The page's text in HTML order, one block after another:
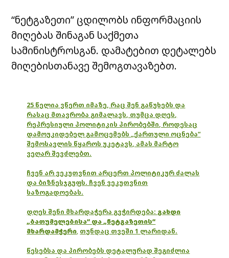
“ნეტგაზეთი” ცდილობს ინფორმაციის
მიღებას შინაგან საქმეთა
სამინისტროსგან. დამატებით დეტალებს
მიღებისთანავე შემოგთავაზებთ.
25 წელია ვწერთ იმაზე, რაც შენ გაწუხებს და
რასაც მთავრობა გიმალავს, თუმცა დღეს,
რეპრესიული პოლიტიკის პირობებში, როდესაც
დამოუკიდებელ გამოცემებს „ქართული ოცნება“
შემოსავლის წყაროს უკეტავს, ამას მარტო
ვეღარ შევძლებთ.
ჩვენ არ ვეკუთვნით არცერთ პოლიტიკურ ძალას
და ბიზნესჯგუფს. ჩვენ ვეკუთვნით
საზოგადოებას.
დღეს შენი მხარდაჭერა გვჭირდება: გახდი
„ბათუმელებისა“ და „ნეტგაზეთის“
მხარდამჭერი, თუნდაც თვეში 1 ლარიდან.
წესებსა და პირობებს დეტალურად შეგიძლია